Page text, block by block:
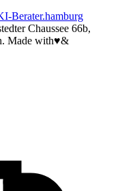
Berater.hamburg
Chaussee 66b,
Made with♥&